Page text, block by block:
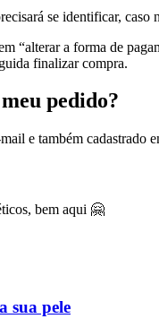
se identificar, caso
“alterar a forma de
finalizar compra.
pedido?
e também cadastrado
bem aqui 🤗
sua pele